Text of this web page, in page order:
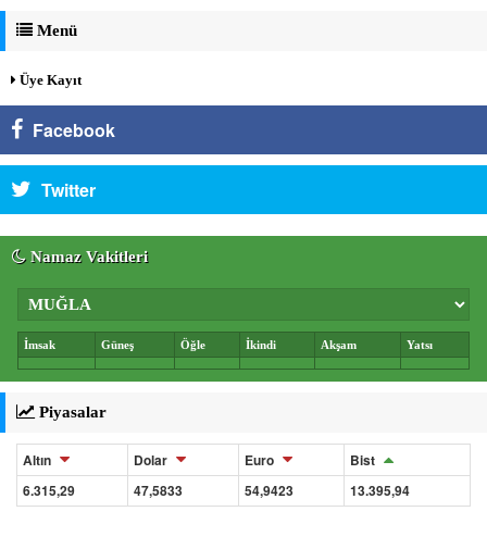
Menü
Üye Kayıt
Facebook
Twitter
Namaz Vakitleri
İmsak Güneş Öğle İkindi Akşam Yatsı
Piyasalar
Altın Dolar Euro
Bist
6.315,29
47,5833 54,9423 13.395,94